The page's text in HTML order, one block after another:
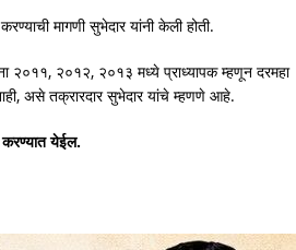
मागणी सुभेदार यांनी केली होती.
२०११, २०१२, २०१३ मध्ये प्राध्यापक म्हणून दरमहा
असे तक्रारदार सुभेदार यांचे म्हणणे आहे.
करण्यात येईल.